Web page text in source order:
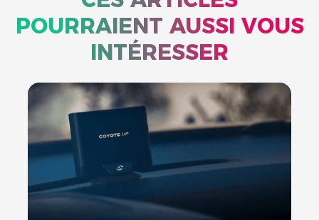
POURRAIENT AUSSI VOUS
INTÉRESSER